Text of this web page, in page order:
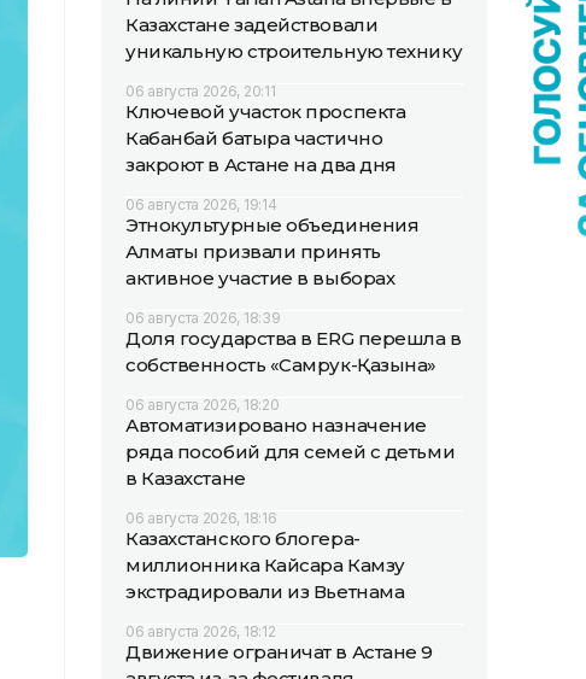
Казахстане задействовали
уникальную строительную технику
06 августа 2026, 20:11
Ключевой участок проспекта
Кабанбай батыра частично
закроют в Астане на два дня
06 августа 2026, 19:14
Этнокультурные объединения
Алматы призвали принять
активное участие в выборах
06 августа 2026, 18:39
Доля государства в ERG перешла в
собственность «Самрук-Қазына»
06 августа 2026, 18:20
Автоматизировано назначение
ряда пособий для семей с детьми
в Казахстане
06 августа 2026, 18:16
Казахстанского блогера-
миллионника Кайсара Камзу
экстрадировали из Вьетнама
06 августа 2026, 18:12
Движение ограничат в Астане 9